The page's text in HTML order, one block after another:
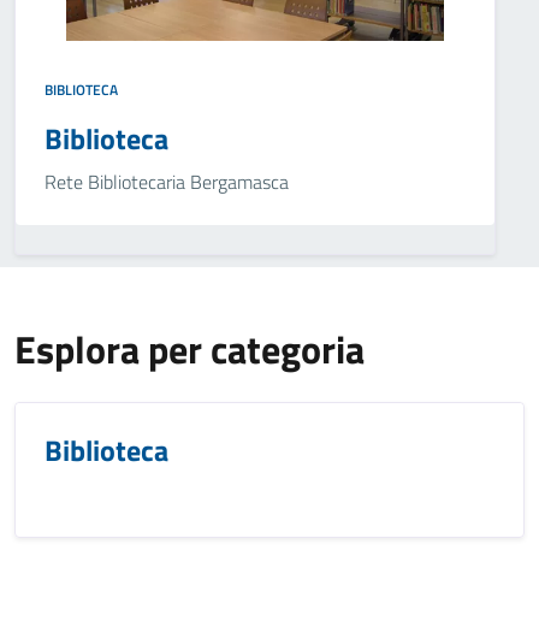
BIBLIOTECA
Biblioteca
Rete Bibliotecaria Bergamasca
Esplora per categoria
Biblioteca